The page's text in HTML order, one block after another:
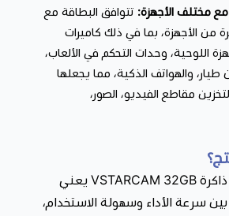
مختلف الأجهزة: تتوافق البطاقة مع
من الأجهزة، بما في ذلك كاميرات
اللوحية، وحدات التحكم في الألعاب،
طيار، والهواتف الذكية، مما يجعلها
لتخزين مقاطع الفيديو، الصور،
اختيارك لـ بطاقة ذاكرة VSTARCAM 32GB يعني
سرعة الأداء وسهولة الاستخدام،